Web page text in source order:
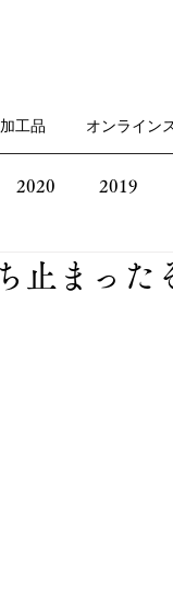
工品 オンライン
2020 2019
止まった